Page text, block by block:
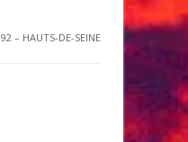
92 – HAUTS-DE-SEINE